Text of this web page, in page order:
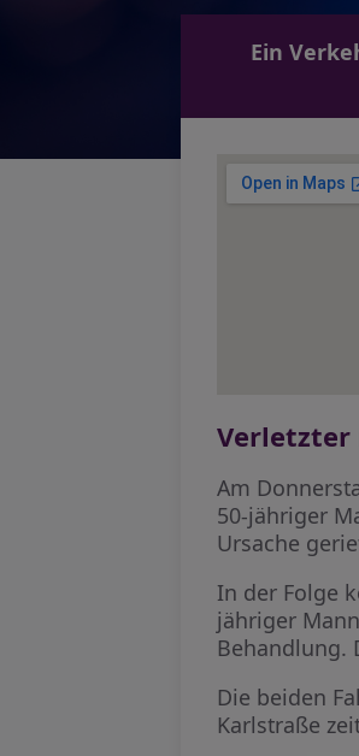
Ein
Verletzter
Am
50-jähriger
Ursache
In der Folge
jähriger
Behandlung.
Die beiden
Karlstraße